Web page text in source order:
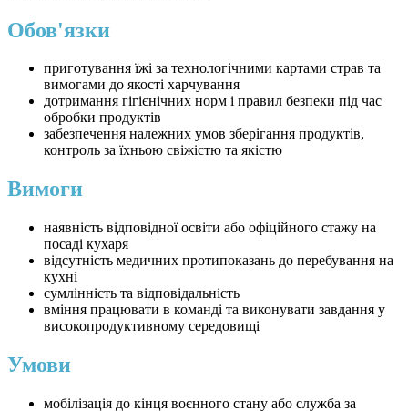
Обов'язки
приготування їжі за технологічними картами страв та
вимогами до якості харчування
дотримання гігієнічних норм і правил безпеки під час
обробки продуктів
забезпечення належних умов зберігання продуктів,
контроль за їхньою свіжістю та якістю
Вимоги
наявність відповідної освіти або офіційного стажу на
посаді кухаря
відсутність медичних протипоказань до перебування на
кухні
сумлінність та відповідальність
вміння працювати в команді та виконувати завдання у
високопродуктивному середовищі
Умови
мобілізація до кінця воєнного стану або служба за